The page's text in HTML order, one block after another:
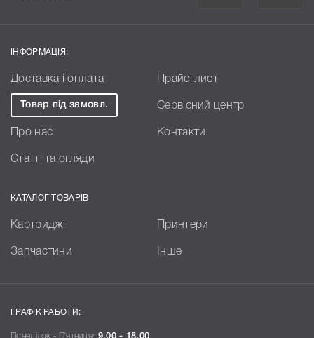
ІНФОРМАЦІЯ:
Доставка і оплата Прайс-лист
Товар під замовл. Сервісний центр
Про нас Контакти
Статті та огляди
КАТАЛОГ ТОВАРІВ
Картриджі Принтери
Запчастини Інше
ГРАФІК РАБОТИ:
Понеділок - П`ятниця: 9.00 - 18.00